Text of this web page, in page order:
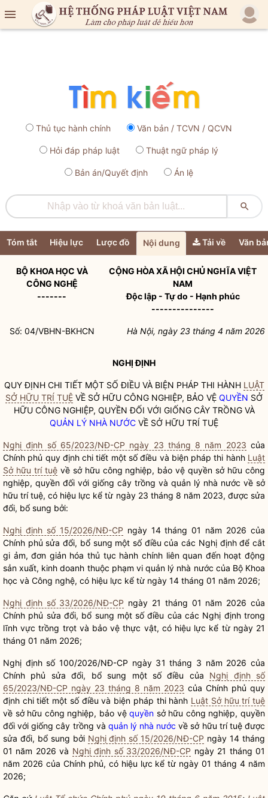

Thủ tục hành chính Văn bản / TCVN / QCVN
Hỏi đáp pháp luật Thuật ngữ pháp lý
Bản án/Quyết định Án lệ

Tóm tắt Hiệu lực Lược đồ Nội dung Tải về Văn
BỘ KHOA HỌC VÀ
CÔNG NGHỆ
-------
CỘNG HÒA XÃ HỘI CHỦ NGHĨA VIỆT
NAM
Độc lập - Tự do - Hạnh phúc
---------------
Số: 04/VBHN-BKHCN Hà Nội, ngày 23 tháng 4 năm 2026
NGHỊ ĐỊNH
QUY ĐỊNH CHI TIẾT MỘT SỐ ĐIỀU VÀ BIỆN PHÁP THI HÀNH LUẬT
SỞ HỮU TRÍ TUỆ VỀ SỞ HỮU CÔNG NGHIỆP, BẢO VỆ QUYỀN SỞ
HỮU CÔNG NGHIỆP, QUYỀN ĐỐI VỚI GIỐNG CÂY TRỒNG VÀ
QUẢN LÝ NHÀ NƯỚC VỀ SỞ HỮU TRÍ TUỆ
Nghị định số 65/2023/NĐ-CP ngày 23 tháng 8 năm 2023 của
Chính phủ quy định chi tiết một số điều và biện pháp thi hành Luật
Sở hữu trí tuệvề sở hữu công nghiệp, bảo vệquyền sở hữu công
nghiệp, quyền đối với giống cây trồng và quản lý nhà nước về sở
hữu trí tuệ, có hiệu lực kể từ ngày 23 tháng 8 năm 2023, được sửa
đổi, bổ sung bởi:
Nghị định số 15/2026/NĐ-CP ngày 14 tháng 01 năm 2026 của
Chính phủ sửa đổi, bổ sung một số điều của các Nghị định để cắt
gi ảm, đơn giản hóa thủ tục hành chính liên quan đến hoạt động
sản xuất, kinh doanh thuộc phạm viquản lý nhà nước của Bộ Khoa
học và Công nghệ, có hiệu lực kể từ ngày 14 tháng 01 năm 2026;
Nghị định số 33/2026/NĐ-CP ngày 21 tháng 01 năm 2026 của
Chính phủ sửa đổi, bổ sung một số điều của các Nghị định trong
lĩnh vực trồng trọt và bảo vệ thực vật, có hiệu lực kể từ ngày 21
tháng 01 năm 2026;
Nghị định số 100/2026/NĐ-CP ngày 31 tháng 3 năm 2026 của
Chính phủ sửa đổi, bổ sung một số điều của Nghị định số
65/2023/NĐ-CP ngày 23 tháng 8 năm 2023 của Chính phủ quy
định chi tiết một số điều và biện pháp thi hành Luật Sở hữu trí tuệ
về sở hữu công nghiệp, bảo vệquyền sở hữu công nghiệp,quyền
đối với giống cây trồng và quản lý nhà nước về sở hữu trí tuệ được
sửa đổi, bổ sung bởi Nghị định số 15/2026/NĐ-CP ngày 14 tháng
01 năm 2026 và Nghị định số 33/2026/NĐ-CP ngày 21 tháng 01
năm 2026 của Chính phủ, có hiệu lực kể từ ngày 01 tháng 4 năm
2026;